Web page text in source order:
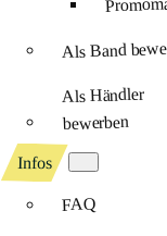
Als Band
Als Händler
bewerben
Infos
FAQ